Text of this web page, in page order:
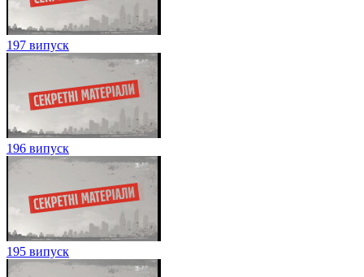
197 випуск
196 випуск
195 випуск